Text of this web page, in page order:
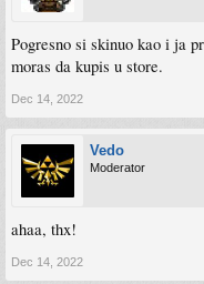
Pogresno si skinuo kao i ja
moras da kupis u store.
Dec 14, 2022
Vedo
Moderator
ahaa, thx!
Dec 14, 2022